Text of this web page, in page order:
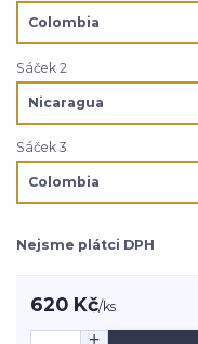
Sáček 2
Sáček 3
Nejsme plátci DPH
620 Kč/ks